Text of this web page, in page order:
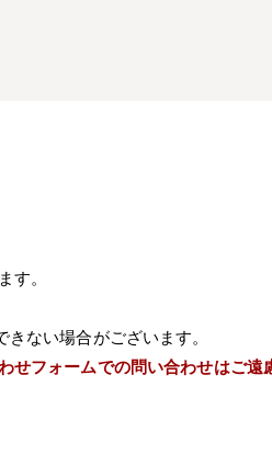
す。
ない場合がございます。
せフォームでの問い合わせはご遠